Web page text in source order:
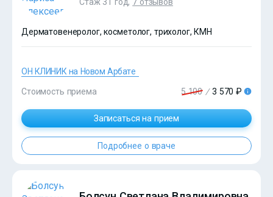
Стаж 31 год, 7 отзывов
Дерматовенеролог, косметолог, трихолог, КМН
ОН КЛИНИК на Новом Арбате
Стоимость приема 5 100 / 3 570 ₽
Записаться на прием
Подробнее о враче